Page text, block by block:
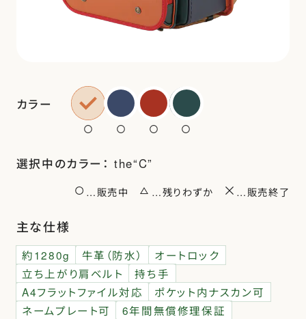
ランドセルの選びかた
お問合せ
カラー
選択中のカラー： the“C”
…販売中 …残りわずか …販売終了
主な仕様
約1280g 牛革（防水）
オートロック
立ち上がり肩ベルト
持ち手
A4フラットファイル対応
ポケット内ナスカン可
ネームプレート可
6年間無償修理保証